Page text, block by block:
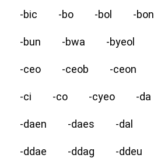
-bic -bo -bol -bon
-bun -bwa -byeol
-ceo -ceob -ceon
-ci -co -cyeo -da
-daen -daes -dal
-ddae -ddag -ddeu